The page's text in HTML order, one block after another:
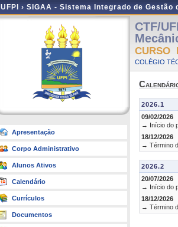
UFPI › SIGAA - Sistema Integrado de
Apresentação
Corpo Administrativo
Alunos Ativos
Calendário
Currículos
Documentos
CTF/
CURSO
COLÉGIO
2026.1
09/02/2026
→ Início do
18/12/2026
→ Término
2026.2
20/07/2026
→ Início do
18/12/2026
→ Término